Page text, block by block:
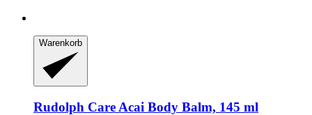
Warenkorb
Rudolph Care Acai Body Balm, 145 ml